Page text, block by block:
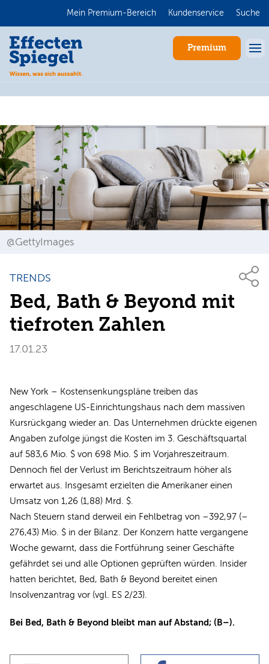
Mein Premium-Bereich Kundenservice Suche
Premium
@GettyImages
TRENDS
Bed, Bath & Beyond mit
tiefroten Zahlen
17.01.23
New York – Kostensenkungspläne treiben das
angeschlagene US-Einrichtungshaus nach dem massiven
Kursrückgang wieder an. Das Unternehmen drückte eigenen
Angaben zufolge jüngst die Kosten im 3. Geschäftsquartal
auf 583,6 Mio. $ von 698 Mio. $ im Vorjahreszeitraum.
Dennoch fiel der Verlust im Berichtszeitraum höher als
erwartet aus. Insgesamt erzielten die Amerikaner einen
Umsatz von 1,26 (1,88) Mrd. $.
Nach Steuern stand derweil ein Fehlbetrag von –392,97 (–
276,43) Mio. $ in der Bilanz. Der Konzern hatte vergangene
Woche gewarnt, dass die Fortführung seiner Geschäfte
gefährdet sei und alle Optionen geprüften würden. Insider
hatten berichtet, Bed, Bath & Beyond bereitet einen
Insolvenzantrag vor (vgl. ES 2/23).
Bei Bed, Bath & Beyond bleibt man auf Abstand; (B–).
Anmelden